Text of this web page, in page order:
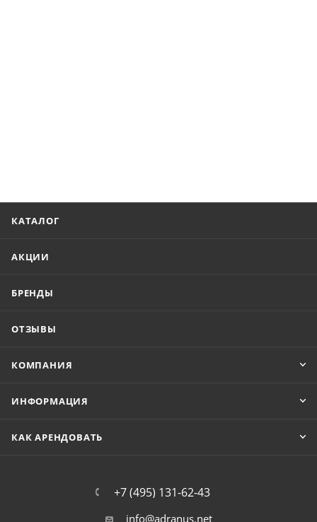
КАТАЛОГ
АКЦИИ
БРЕНДЫ
ОТЗЫВЫ
КОМПАНИЯ
ИНФОРМАЦИЯ
КАК АРЕНДОВАТЬ
+7 (495) 131-62-43
info@adranus.net